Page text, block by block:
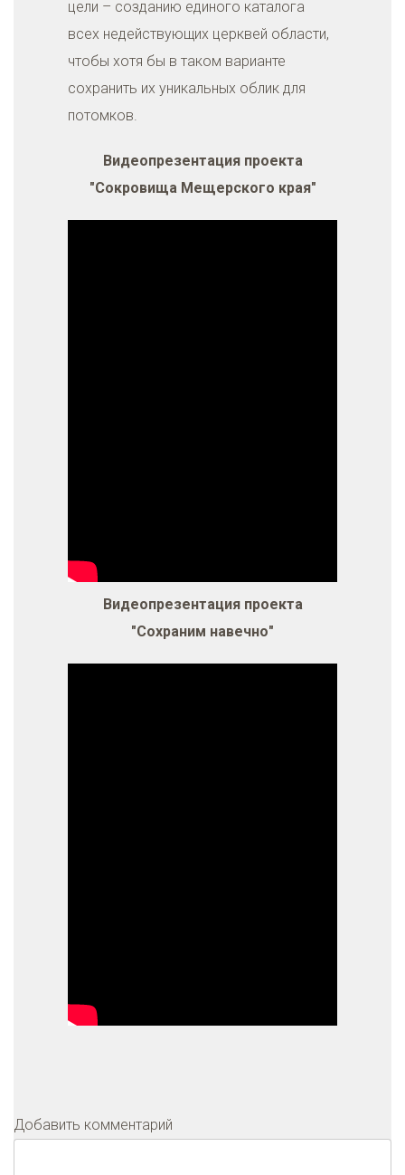
цели – созданию единого каталога
всех недействующих церквей области,
чтобы хотя бы в таком варианте
сохранить их уникальных облик для
потомков.
Видеопрезентация проекта
"Сокровища Мещерского края"
Видеопрезентация проекта
"Сохраним навечно"
Добавить комментарий